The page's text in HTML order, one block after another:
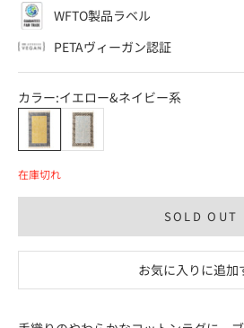
WFTO製品ラベル
PETAヴィーガン認証
カラー:イエロー&ネイビー系
イエロー&ネイビー系
ブルー系
在庫切れ
SOLD OUT
お気に入りに追加